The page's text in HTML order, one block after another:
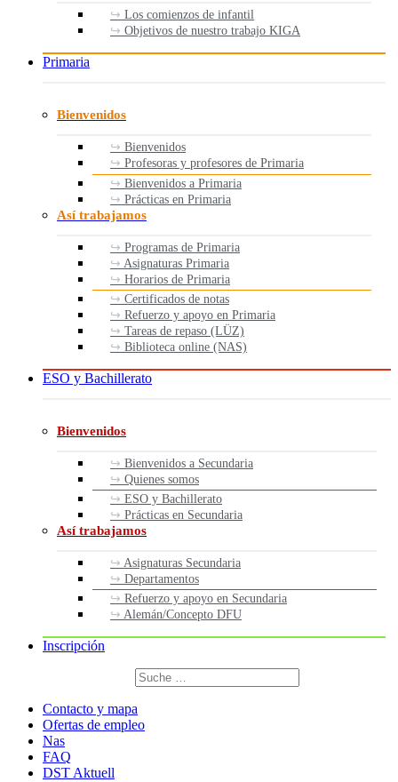
Los comienzos de infantil
Objetivos de nuestro trabajo KIGA
Primaria
Bienvenidos
Bienvenidos
Profesoras y profesores de Primaria
Bienvenidos a Primaria
Prácticas en Primaria
Así trabajamos
Programas de Primaria
Asignaturas Primaria
Horarios de Primaria
Certificados de notas
Refuerzo y apoyo en Primaria
Tareas de repaso (LÜZ)
Biblioteca online (NAS)
ESO y Bachillerato
Bienvenidos
Bienvenidos a Secundaria
Quienes somos
ESO y Bachillerato
Prácticas en Secundaria
Así trabajamos
Asignaturas Secundaria
Departamentos
Refuerzo y apoyo en Secundaria
Alemán/Concepto DFU
Inscripción
Buscar
por:
Contacto y mapa
Ofertas de empleo
Nas
FAQ
DST Aktuell